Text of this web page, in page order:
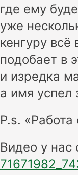
где ему
уже
кенгуру
подобает в
и изредка
а имя успел
P.s.
Видео у нас